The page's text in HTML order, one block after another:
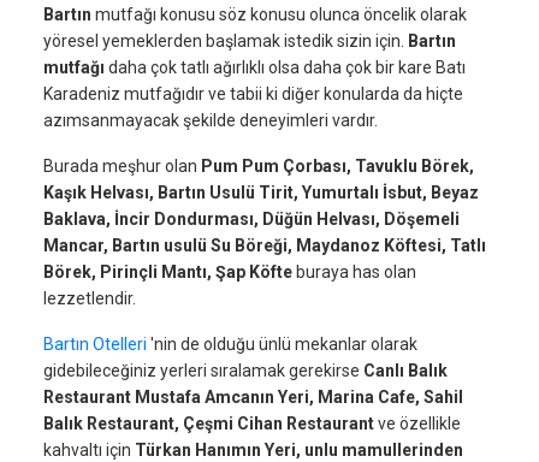
Bartın mutfağı konusu söz konusu olunca öncelik olarak
yöresel yemeklerden başlamak istedik sizin için. Bartın
mutfağı daha çok tatlı ağırlıklı olsa daha çok bir kare Batı
Karadeniz mutfağıdır ve tabii ki diğer konularda da hiçte
azımsanmayacak şekilde deneyimleri vardır.
Burada meşhur olan Pum Pum Çorbası, Tavuklu Börek,
Kaşık Helvası, Bartın Usulü Tirit, Yumurtalı İsbut, Beyaz
Baklava, İncir Dondurması, Düğün Helvası, Döşemeli
Mancar, Bartın usulü Su Böreği, Maydanoz Köftesi, Tatlı
Börek, Pirinçli Mantı, Şap Köfte buraya has olan
lezzetlendir.
Bartın Otelleri 'nin de olduğu ünlü mekanlar olarak
gidebileceğiniz yerleri sıralamak gerekirse Canlı Balık
Restaurant Mustafa Amcanın Yeri, Marina Cafe, Sahil
Balık Restaurant, Çeşmi Cihan Restaurantve özellikle
kahvaltı için Türkan Hanımın Yeri, unlu mamullerinden